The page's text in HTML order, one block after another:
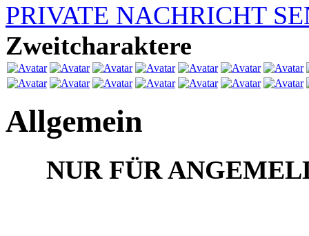
PRIVATE NACHRICHT
Zweitcharaktere
Allgemein
NUR FÜR